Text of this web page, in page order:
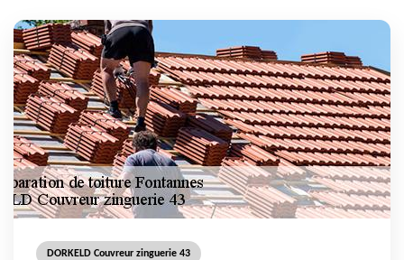
DORKELD Couvreur zinguerie 43